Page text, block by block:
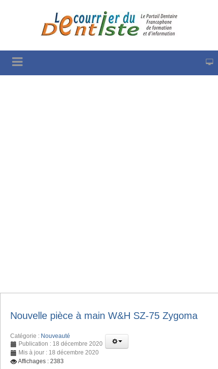
Nouvelle pièce à main W&H SZ-75 Zygoma
Catégorie : Nouveauté
Publication : 18 décembre 2020
Mis à jour : 18 décembre 2020
Affichages : 2383